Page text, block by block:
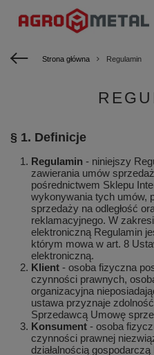
Strona główna Regulamin
§ 1. Definicje
Regulamin - niniejszy
zawierania umów
pośrednictwem Sklepu
wykonywania tych umów,
sprzedaży na odległość
reklamacyjnego. W
elektroniczną Regulamin
którym mowa w art. 8
elektroniczną.
Klient - osoba fizyczna
czynności prawnych,
organizacyjna
ustawa przyznaje
Sprzedawcą Umowę
Konsument - osoba
czynności prawnej
działalnością